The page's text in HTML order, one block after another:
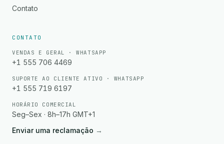
Contato
CONTATO
VENDAS E GERAL · WHATSAPP
+1 555 706 4469
SUPORTE AO CLIENTE ATIVO · WHATSAPP
+1 555 719 6197
HORÁRIO COMERCIAL
Seg–Sex · 8h–17h GMT+1
Enviar uma reclamação →